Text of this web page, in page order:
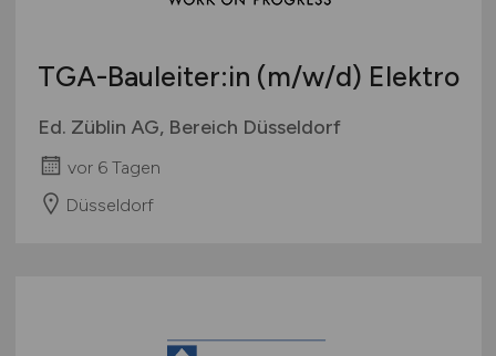
TGA-Bauleiter:in (m/w/d) Elektro
Ed. Züblin AG, Bereich Düsseldorf
vor 6 Tagen
Düsseldorf